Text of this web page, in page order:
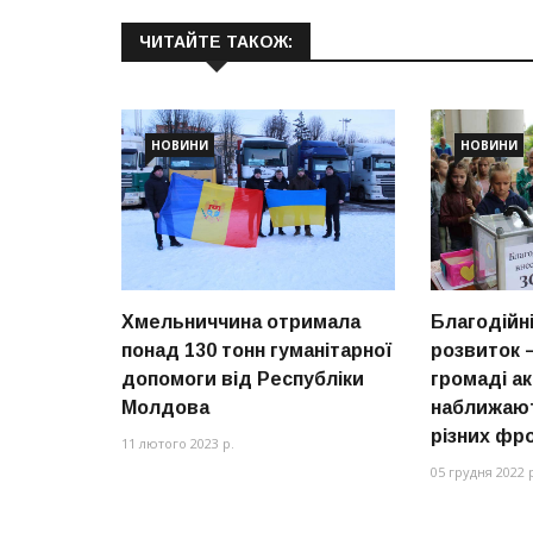
ЧИТАЙТЕ ТАКОЖ:
НОВИНИ
Хмельниччина отримала
понад 130 тонн гуманітарної
допомоги від Республіки
Молдова
11 лютого 2023 р.
НОВИНИ
розвиток
громаді
різних
05 грудня 2022